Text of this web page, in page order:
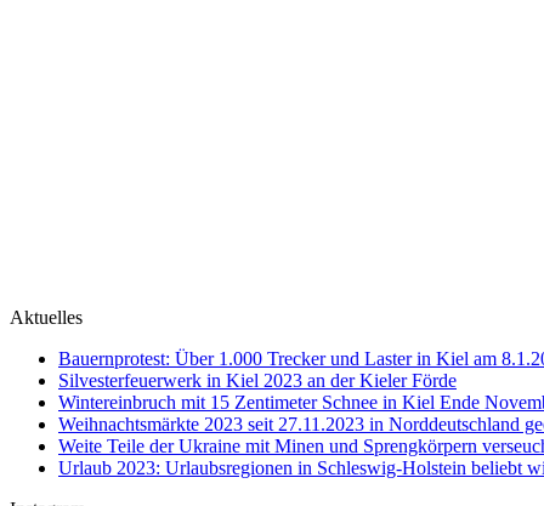
Aktuelles
Bauernprotest: Über 1.000 Trecker und Laster in Kiel am
Silvesterfeuerwerk in Kiel 2023 an der Kieler Förde
Wintereinbruch mit 15 Zentimeter Schnee in Kiel Ende
Weihnachtsmärkte 2023 seit 27.11.2023 in Norddeutschland
Weite Teile der Ukraine mit Minen und Sprengkörpern
Urlaub 2023: Urlaubsregionen in Schleswig-Holstein beliebt